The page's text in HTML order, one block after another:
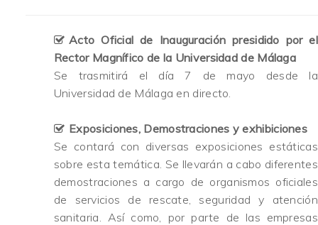
Acto Oficial de Inauguración presidido por el
Rector Magnífico de la Universidad de Málaga
Se trasmitirá el día 7 de mayo desde la
Universidad de Málaga en directo.
Exposiciones, Demostraciones y exhibiciones
Se contará con diversas exposiciones estáticas
sobre esta temática. Se llevarán a cabo diferentes
demostraciones a cargo de organismos oficiales
de servicios de rescate, seguridad y atención
sanitaria. Así como, por parte de las empresas